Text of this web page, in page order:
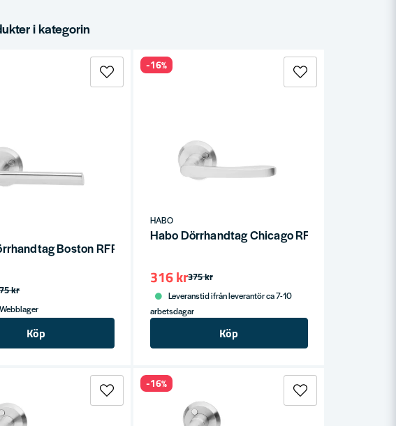
i kategorin
Boston RFR SB
kr
Köp
HABO
Habo Dörrhandtag Chicago RFR SB
375 kr
316 kr
Leveranstid ifrån leverantör ca 7-10
arbetsdagar
Köp
-16%
-16%